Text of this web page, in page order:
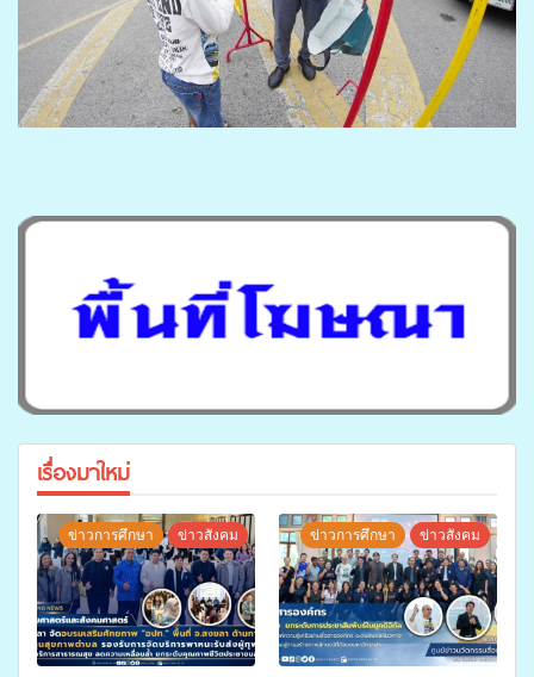
เรื่องมาใหม่
ข่าวการศึกษา ข่าวสังคม ข่าวการศึกษา ข่าวสังคม